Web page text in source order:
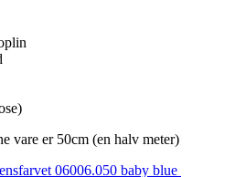
vare er 50cm (en halv meter)